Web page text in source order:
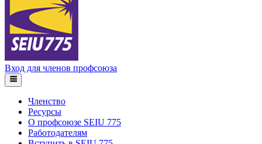
Вход для членов профсоюза
Членство
Ресурсы
О профсоюзе SEIU 775
Работодателям